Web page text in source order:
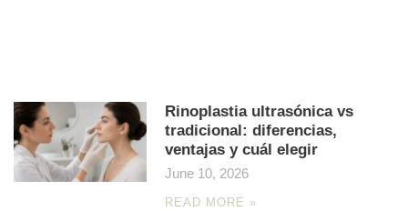
Rinoplastia ultrasónica vs
tradicional: diferencias,
ventajas y cuál elegir
June 10, 2026
READ MORE »